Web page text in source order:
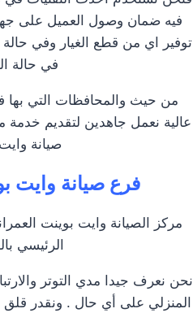
فيه ضمان وصول العميل على
توفير اي من قطع الغيار وفي
في حالة
من حيث والمحافظات التي بها
عالية نعمل جاهدين لتقديم خدمة
صيانة
فرع صيانة وايت
مركز الصيانة وايت بوينت
الرئيسي
نحن نعرف جيدا مدي التوتر
المنزلي على أي حال . ونقدر